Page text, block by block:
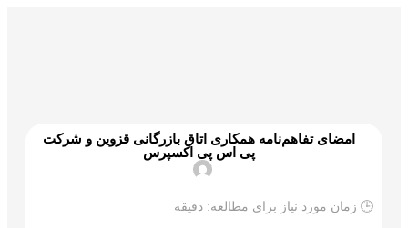
امضای تفاهم‌نامه همکاری اتاق بازرگانی قزوین و شرکت
پی اس پی اکسپرس
🕒 زمان مورد نیاز برای مطالعه: دقیقه